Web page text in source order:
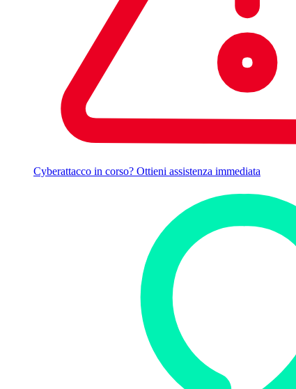
Cyberattacco in corso? Ottieni assistenza immediata